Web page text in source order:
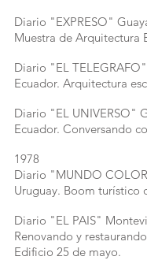
Diario "EXPRESO"
Muestra de Arquitectura
Diario "EL
Ecuador. Arquitectura
Diario "EL UNIVERSO"
Ecuador. Conversando
1978
Diario "MUNDO
Uruguay. Boom turístico
Diario "EL PAIS"
Renovando y
Edificio 25 de mayo.